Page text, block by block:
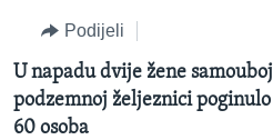
navigaciju
Idi
na
pretragu
VIJESTI
SJEDINJENE AMERIČKE
BOSNA I HERCEGOVINA
NAUKA I TEHNOLOGIJA
SPECIJALNI PROJEKTI
Podijeli
U napadu dvije žene
podzemnoj željeznici
60 osoba